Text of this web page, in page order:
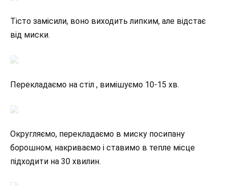
Тісто замісили, воно виходить липким, але відстає
від миски.
Перекладаємо на стіл , вимішуємо 10-15 хв.
Округляємо, перекладаємо в миску посипану
борошном, накриваємо і ставимо в тепле місце
підходити на 30 хвилин.